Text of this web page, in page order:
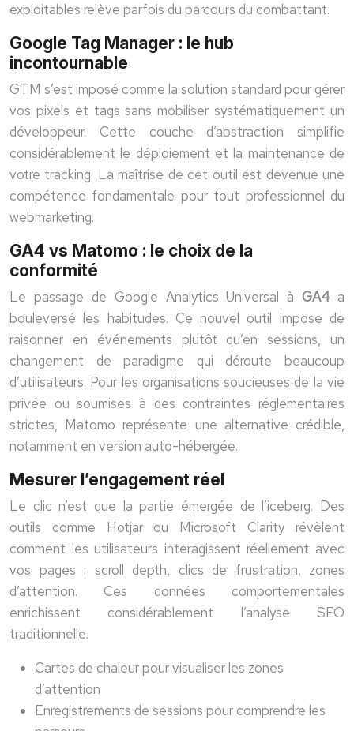
exploitables relève parfois du parcours du combattant.
Google Tag Manager : le hub
incontournable
GTM s’est imposé comme la solution standard pour gérer
vos pixels et tags sans mobiliser systématiquement un
développeur. Cette couche d’abstraction simplifie
considérablement le déploiement et la maintenance de
votre tracking. La maîtrise de cet outil est devenue une
compétence fondamentale pour tout professionnel du
webmarketing.
GA4 vs Matomo : le choix de la
conformité
Le passage de Google Analytics Universal à GA4 a
bouleversé les habitudes. Ce nouvel outil impose de
raisonner en événements plutôt qu’en sessions, un
changement de paradigme qui déroute beaucoup
d’utilisateurs. Pour les organisations soucieuses de la vie
privée ou soumises à des contraintes réglementaires
strictes, Matomo représente une alternative crédible,
notamment en version auto-hébergée.
Mesurer l’engagement réel
Le clic n’est que la partie émergée de l’iceberg. Des
outils comme Hotjar ou Microsoft Clarity révèlent
comment les utilisateurs interagissent réellement avec
vos pages : scroll depth, clics de frustration, zones
d’attention. Ces données comportementales
enrichissent considérablement l’analyse SEO
traditionnelle.
Cartes de chaleur pour visualiser les zones
d’attention
Enregistrements de sessions pour comprendre les